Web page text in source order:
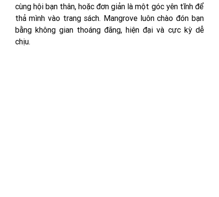
cùng hội bạn thân, hoặc đơn giản là một góc yên tĩnh để
thả mình vào trang sách. Mangrove luôn chào đón bạn
bằng không gian thoáng đãng, hiện đại và cực kỳ dễ
chịu.